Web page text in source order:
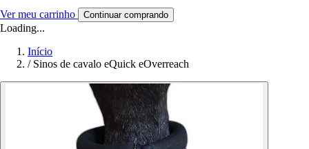
Ver meu carrinho Continuar comprando
Loading...
Início
/ Sinos de cavalo eQuick eOverreach